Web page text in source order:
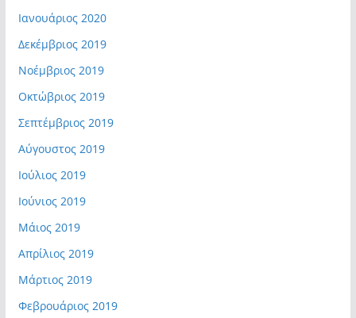
Ιανουάριος 2020
Δεκέμβριος 2019
Νοέμβριος 2019
Οκτώβριος 2019
Σεπτέμβριος 2019
Αύγουστος 2019
Ιούλιος 2019
Ιούνιος 2019
Μάιος 2019
Απρίλιος 2019
Μάρτιος 2019
Φεβρουάριος 2019